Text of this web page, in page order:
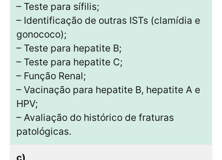
– Teste para sífilis;
– Identificação de outras ISTs (clamídia e
gonococo);
– Teste para hepatite B;
– Teste para hepatite C;
– Função Renal;
– Vacinação para hepatite B, hepatite A e
HPV;
– Avaliação do histórico de fraturas
patológicas.
c)